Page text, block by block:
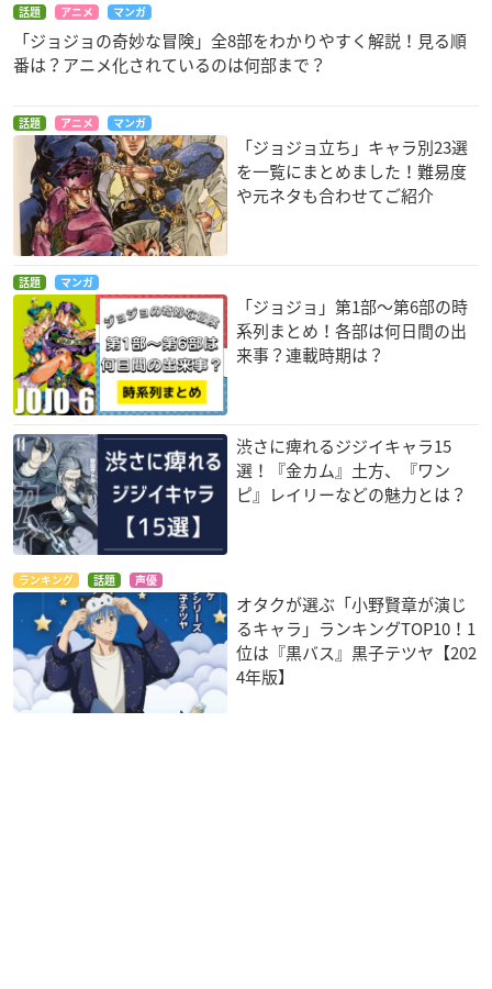
話題 アニメ マンガ
「ジョジョの奇妙な冒険」全8部をわかりやすく解説！見る順
番は？アニメ化されているのは何部まで？
話題 アニメ マンガ
「ジョジョ立ち」キャラ別23選
を一覧にまとめました！難易度
や元ネタも合わせてご紹介
話題 マンガ
「ジョジョ」第1部〜第6部の時
系列まとめ！各部は何日間の出
来事？連載時期は？
渋さに痺れるジジイキャラ15
選！『金カム』土方、『ワン
ピ』レイリーなどの魅力とは？
ランキング 話題 声優
オタクが選ぶ「小野賢章が演じ
るキャラ」ランキングTOP10！1
位は『黒バス』黒子テツヤ【202
4年版】